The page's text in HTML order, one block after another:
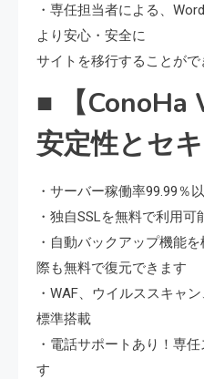
・専任担当者による、
より安心・安全に
サイトを移行することがで
■ 【ConoHa
安定性とセ
・サーバー稼働率99.99％
・独自SSLを無料で利用可
・自動バックアップ機能
際も無料で復元できます
・WAF、ウイルススキャ
標準搭載
・電話サポートあり！専
す